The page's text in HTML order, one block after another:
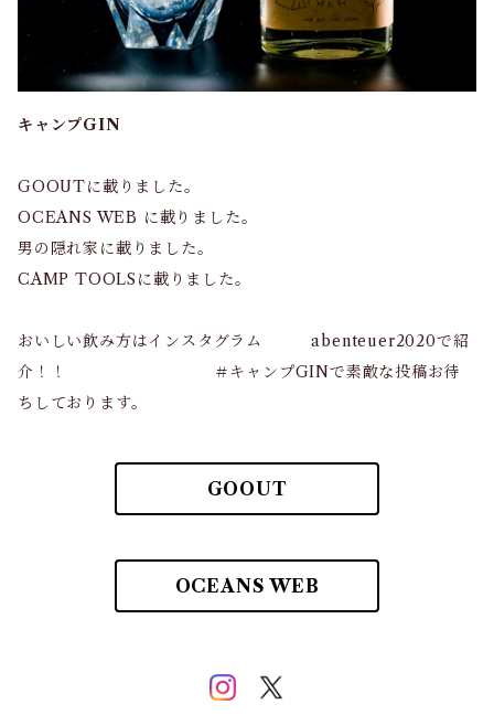
キャンプGIN
GOOUTに載りました。
OCEANS WEB に載りました。
男の隠れ家に載りました。
CAMP TOOLSに載りました。
おいしい飲み方はインスタグラム abenteuer2020で紹
介！！ ＃キャンプGINで素敵な投稿お待
ちしております。
GOOUT
OCEANS WEB